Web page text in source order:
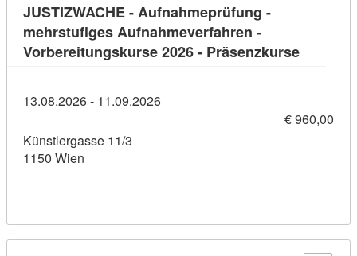
JUSTIZWACHE - Aufnahmeprüfung -
mehrstufiges Aufnahmeverfahren -
Vorbereitungskurse 2026 - Präsenzkurse
13.08.2026 - 11.09.2026
€ 960,00
Künstlergasse 11/3
1150 Wien